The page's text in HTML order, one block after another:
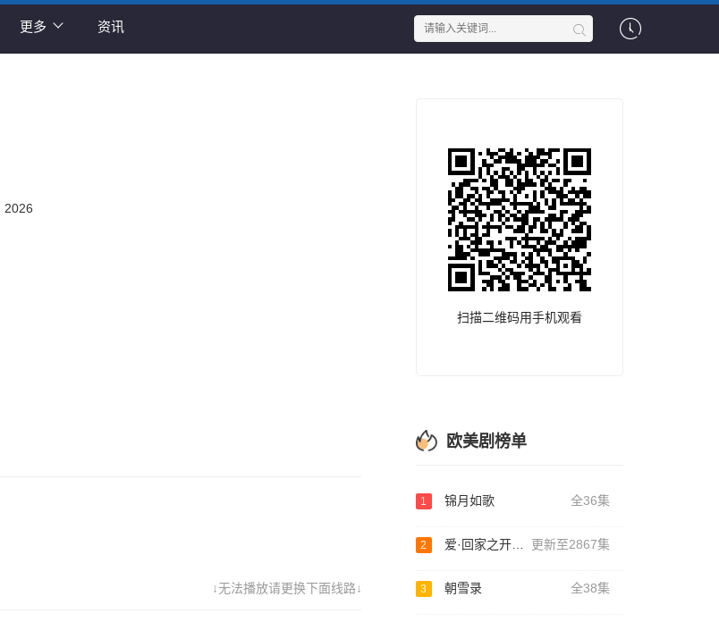
更多 资讯
2026
↓无法播放请更换下面线路↓
扫描二维码用手机观看
欧美剧榜单
1 锦月如歌 全36集
2 爱·回家之开心速递 更新至2867集
3 朝雪录 全38集